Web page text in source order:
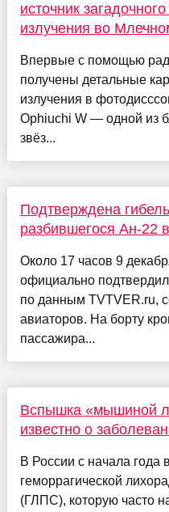
источник
излучения во
Впервые с помощью
получены детальные
излучения в
Ophiuchi W — одной из
звёз...
Подтверждена
разбившегося Ан-22
Около 17 часов 9
официально
по данным TVTVER.ru,
авиаторов. На борту
пассажира...
Вспышка «мышиной
известно о
В России с начала года
геморрагической
(ГЛПС), которую часто